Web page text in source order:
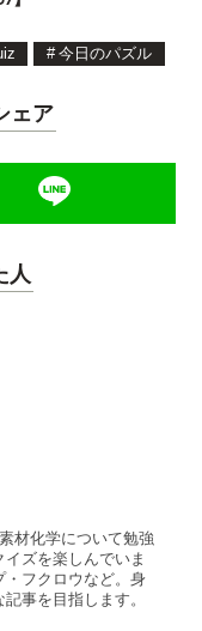
# 今日のパズル
ェア
人
材化学について勉強
ズを楽しんでいま
フクロウなど。身
事を目指します。